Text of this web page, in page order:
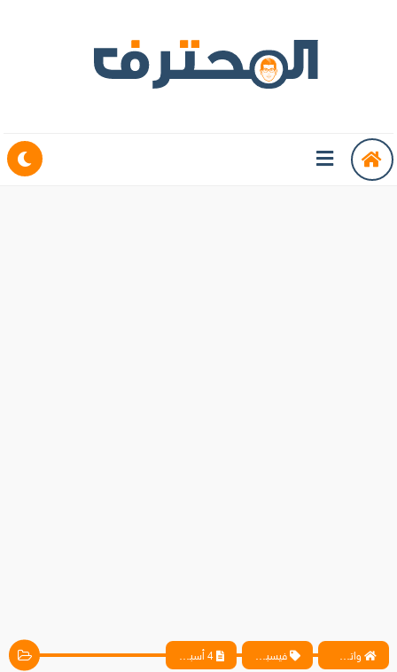
واتس آب ، فيسبوك ، أنترنت ، شروحات تقنية حصرية - المحترف فيسبوك 4 أسباب ستجعلك تتخلى عن الفيسبوك والشبكات الاجتماعية الأخرى!